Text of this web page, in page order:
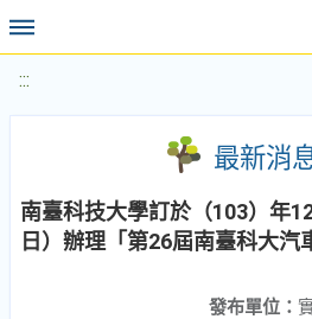
:::
最新消
南臺科技大學訂於（103）年
日）辦理「第26屆南臺科大汽
發布單位：